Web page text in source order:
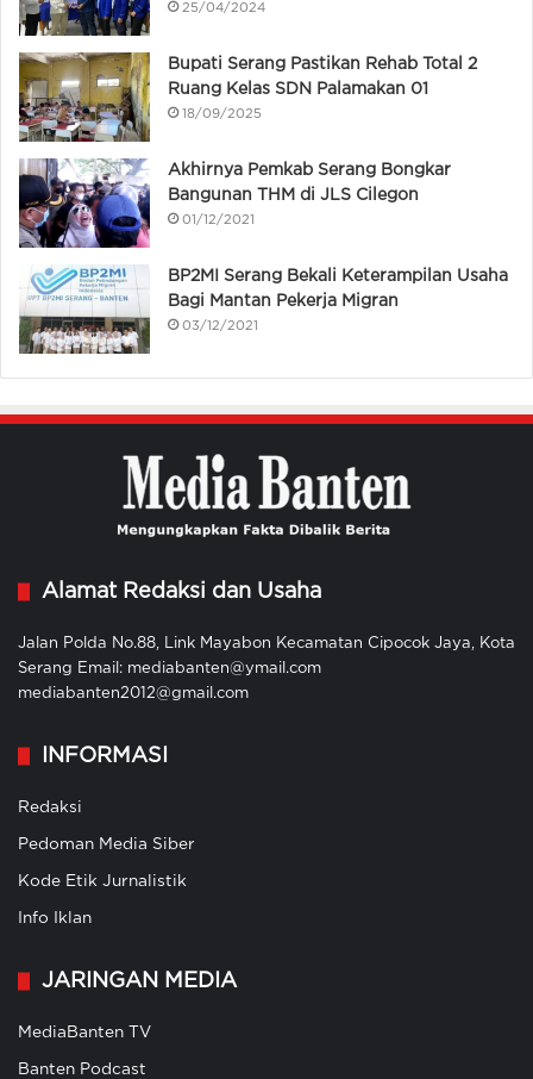
25/04/2024
Bupati Serang Pastikan Rehab Total 2
Ruang Kelas SDN Palamakan 01
18/09/2025
Akhirnya Pemkab Serang Bongkar
Bangunan THM di JLS Cilegon
01/12/2021
BP2MI Serang Bekali Keterampilan Usaha
Bagi Mantan Pekerja Migran
03/12/2021
Alamat Redaksi dan Usaha
Jalan Polda No.88, Link Mayabon Kecamatan Cipocok Jaya, Kota
Serang Email: mediabanten@ymail.com
mediabanten2012@gmail.com
INFORMASI
Redaksi
Pedoman Media Siber
Kode Etik Jurnalistik
Info Iklan
JARINGAN MEDIA
MediaBanten TV
Banten Podcast